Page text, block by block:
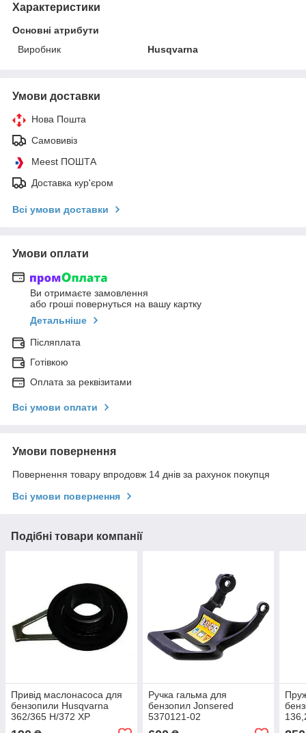
Характеристики
Основні атрибути
Виробник
Husqvarna
Умови доставки
Нова Пошта
Самовивіз
Meest ПОШТА
Доставка кур'єром
Всі умови доставки
Умови оплати
Ви отримаєте замовлення
або гроші повернуться на вашу картку
Детальніше
Післяплата
Готівкою
Оплата за реквізитами
Всі умови оплати
Умови повернення
Повернення товару впродовж 14 днів за рахунок покупця
Всі умови повернення
Подібні товари компанії
Привід маслонасоса для
бензопили Husqvarna
362/365 H/372 XP
Ручка гальма для
бензопил Jonsered
5370121-02